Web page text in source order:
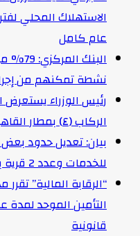
الاستهلاك المحلي
عام كامل
البنك
نشطة تمكنهم من
رئيس الوزراء
الركاب (٤) بمطار القاهرة الدولي
بيان: تعديل حدود
للخدمات وعدد 2 قرية بالظهير الصحراوي
“الرقابة المالية”
قانونية